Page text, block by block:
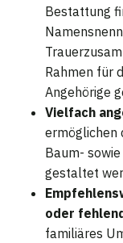
Bestattung
Rahmen für
Angehörige
Vielfach
ermöglichen
Baum-
gestaltet
oder
familiäres